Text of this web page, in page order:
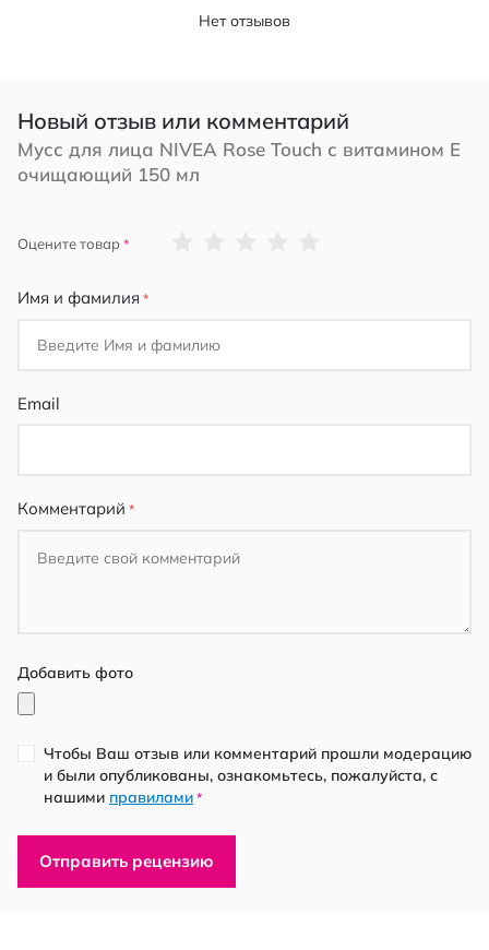
Нет отзывов
Новый отзыв или комментарий
Мусс для лица NIVEA Rose Touch с витамином E
очищающий 150 мл
Оцените товар
Имя и фамилия
Email
Комментарий
Добавить фото
Чтобы Ваш отзыв или комментарий прошли модерацию
и были опубликованы, ознакомьтесь, пожалуйста, с
нашими правилами *
Отправить рецензию